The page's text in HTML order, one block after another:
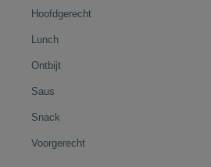
Hoofdgerecht
Lunch
Ontbijt
Saus
Snack
Voorgerecht